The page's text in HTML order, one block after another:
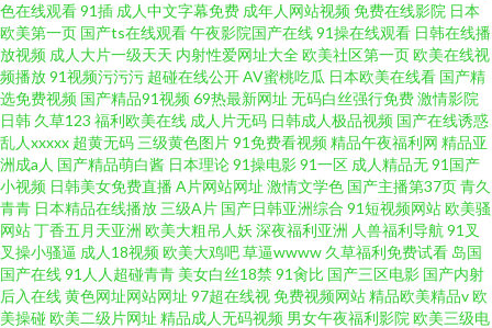
色在线观看91插 成人中文字幕免费 成年人网站视频免费在线影院 日本
欧美第一页 国产ts在线观看午夜影院国产在线91操在线观看 日韩在线播
放视频 成人大片一级天天 内射性爱网址大全欧美社区第一页欧美在线视
频播放91视频污污污 超碰在线公开AV蜜桃吃瓜 日本欧美在线看 国产精
选免费视频 国产精品91视频69热最新网址 无码白丝强行免费激情影院
日韩 久草123 福利欧美在线 成人片无码 日韩成人极品视频 国产在线诱惑
乱人xxxxx 超黄无码 三级黄色图片91免费看视频精品午夜福利网 精品亚
洲成a人 国产精品萌白酱 日本理论91操电影91一区 成人精品无91国产
小视频 日韩美女免费直播 A片网站网址 激情文学色 国产主播第37页青久
青青 日本精品在线播放 三级A片 国产日韩亚洲综合 91短视频网站欧美骚
网站丁香五月天亚洲 欧美大粗吊人妖 深夜福利亚洲 人兽福利导航 91叉
叉操小骚逼 成人18视频欧美大鸡吧草逼wwww 久草福利免费试看 岛国
国产在线91人人超碰青青 美女白丝18禁 91肏比 国产三区电影 国产内射
后入在线黄色网址网站网址 97超在线视免费视频网站精品欧美精品v欧
美操碰欧美二级片网址 精品成人无码视频 男女午夜福利影院 欧美三级电